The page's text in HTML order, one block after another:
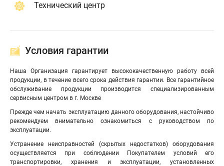
Технический центр
Условия гарантии
Наша Организация гарантирует высококачественную работу всей
продукции, в течение всего срока действия гарантии. Все гарантийное
обслуживание продукции производится специализированным
сервисным центром в г. Москве
Прежде чем начать эксплуатацию данного оборудования, настойчиво
рекомендуем внимательно ознакомиться с руководством по
эксплуатации.
Устранение неисправностей (скрытых недостатков) оборудования
осуществляется при соблюдении Покупателем условий его
транспортировки, хранения и эксплуатации, установленных